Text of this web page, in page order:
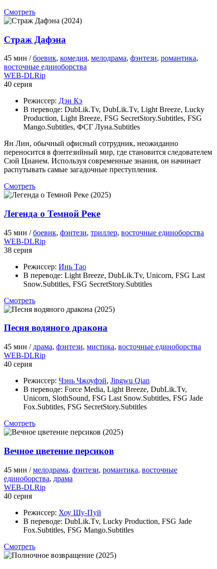
Смотреть
Страж Дафэна
45 мин /боевик, комедия, мелодрама, фэнтези, романтика,
восточные единоборства
WEB-DLRip
40 серия
Режиссер: Дэн Кэ
В переводе: DubLik.Tv, DubLik.Tv, Light Breeze, Lucky
Production, Light Breeze, FSG SecretStory.Subtitles, FSG
Mango.Subtitles, ФСГ Луна.Subtitles
Ян Лин, обычный офисный сотрудник, неожиданно
переносится в фэнтезийный мир, где становится следователем
Сюй Цианем. Используя современные знания, он начинает
распутывать самые загадочные преступления.
Смотреть
Легенда о Темной Реке
45 мин /боевик, фэнтези, триллер, восточные единоборства
WEB-DLRip
38 серия
Режиссер: Инь Тао
В переводе: Light Breeze, DubLik.Tv, Unicorn, FSG Last
Snow.Subtitles, FSG SecretStory.Subtitles
Смотреть
Песня водяного дракона
45 мин / драма, фэнтези, мистика, восточные единоборства
WEB-DLRip
40 серия
Режиссер: Чэнь Чжоуфэй, Jingwu Qian
В переводе: Force Media, Light Breeze, DubLik.Tv,
Unicorn, SlothSound, FSG Last Snow.Subtitles, FSG Jade
Fox.Subtitles, FSG SecretStory.Subtitles
Смотреть
Вечное цветение персиков
45 мин /мелодрама, фэнтези, романтика, восточные
единоборства, драма
WEB-DLRip
40 серия
Режиссер: Хоу Шу-Пуй
В переводе: DubLik.Tv, Lucky Production, FSG Jade
Fox.Subtitles, FSG Mango.Subtitles
Смотреть